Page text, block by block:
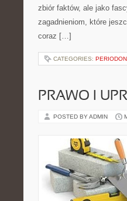
zbiór faktów, ale jako
zagadnieniom, które
coraz […]
CATEGORIES:
PRAWO I
POSTED BY ADMIN